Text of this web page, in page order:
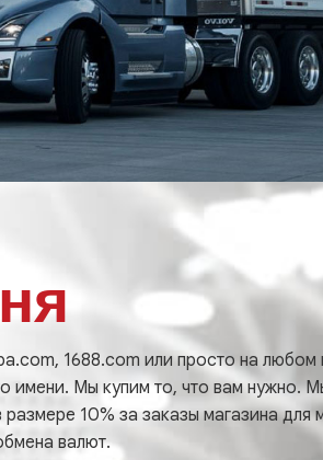
1688.com или просто на любом
имени. Мы купим то, что вам нужно.
10% за заказы магазина для
валют.